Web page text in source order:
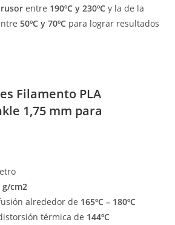
entre 190ºC y 230ºC y la de la
50ºC y 70ºC para lograr resultados
Filamento PLA
1,75 mm para
g/cm2
alrededor de 165ºC – 180ºC
térmica de 144ºC